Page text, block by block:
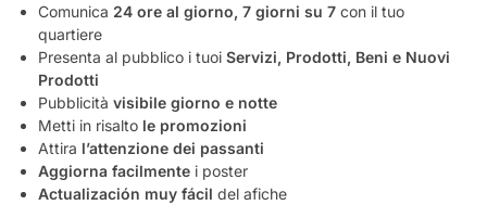
Comunica 24 ore al giorno, 7 giorni su 7 con il tuo
quartiere
Presenta al pubblico i tuoi Servizi, Prodotti, Beni e Nuovi
Prodotti
Pubblicità visibile giorno e notte
Metti in risalto le promozioni
Attira l’attenzione dei passanti
Aggiorna facilmente i poster
Actualización muy fácil del afiche